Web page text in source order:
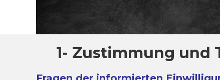
1- Zustimmung und